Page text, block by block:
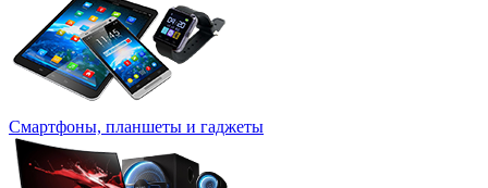
Смартфоны, планшеты и гаджеты